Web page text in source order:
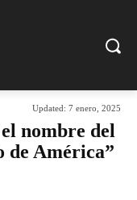
Updated: 7 enero, 2025
nombre del
de América”